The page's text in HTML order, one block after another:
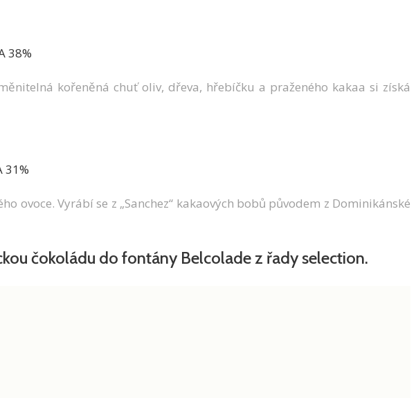
38%
kořeněná chuť oliv, dřeva, hřebíčku a praženého kakaa si získá
31%
Vyrábí se z „Sanchez“ kakaových bobů původem z Dominikánské
čokoládu do fontány Belcolade z řady selection.